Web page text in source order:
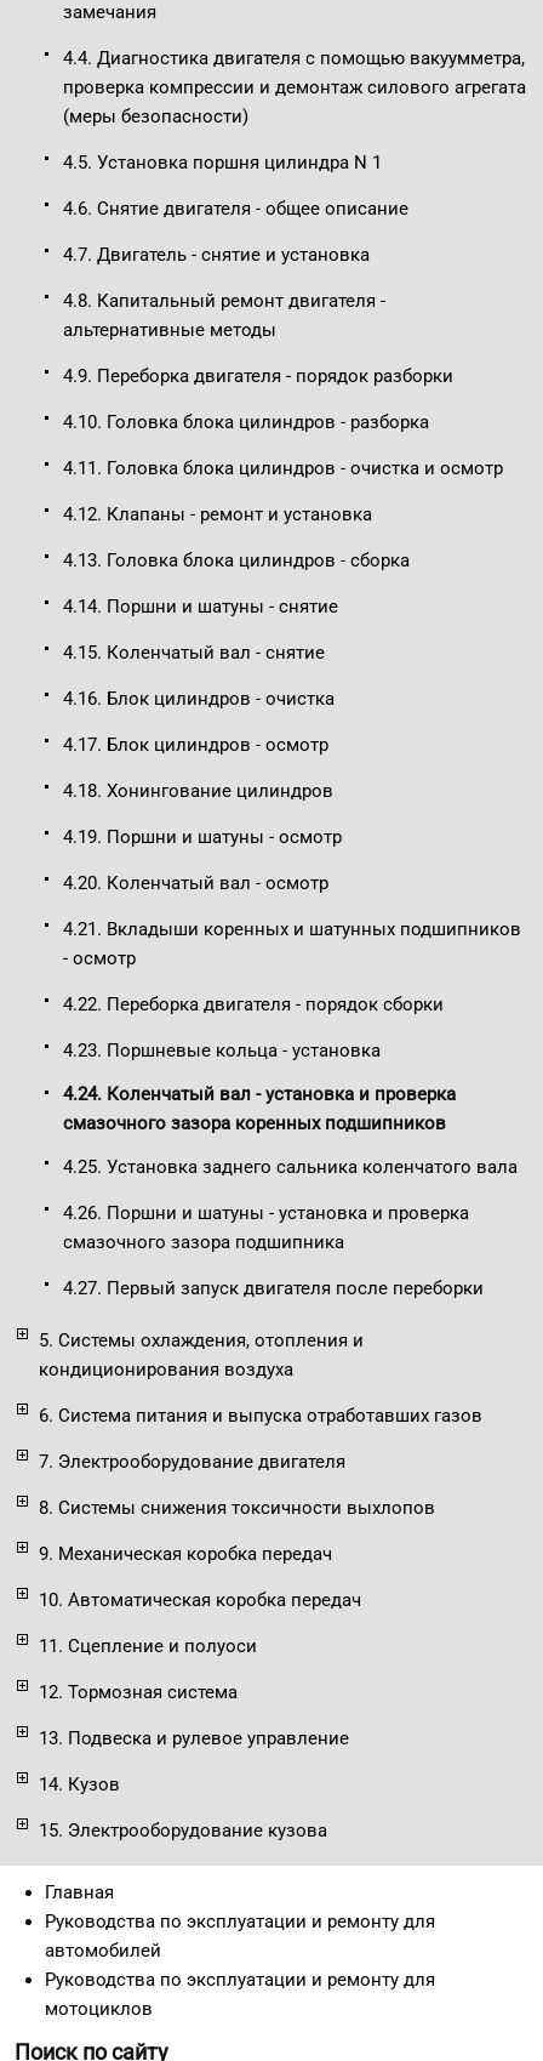
замечания
4.4. Диагностика двигателя с помощью вакуумметра,
проверка компрессии и демонтаж силового агрегата
(меры безопасности)
4.5. Установка поршня цилиндра N 1
4.6. Снятие двигателя - общее описание
4.7. Двигатель - снятие и установка
4.8. Капитальный ремонт двигателя -
альтернативные методы
4.9. Переборка двигателя - порядок разборки
4.10. Головка блока цилиндров - разборка
4.11. Головка блока цилиндров - очистка и осмотр
4.12. Клапаны - ремонт и установка
4.13. Головка блока цилиндров - сборка
4.14. Поршни и шатуны - снятие
4.15. Коленчатый вал - снятие
4.16. Блок цилиндров - очистка
4.17. Блок цилиндров - осмотр
4.18. Хонингование цилиндров
4.19. Поршни и шатуны - осмотр
4.20. Коленчатый вал - осмотр
4.21. Вкладыши коренных и шатунных подшипников
- осмотр
4.22. Переборка двигателя - порядок сборки
4.23. Поршневые кольца - установка
4.24. Коленчатый вал - установка и проверка
смазочного зазора коренных подшипников
4.25. Установка заднего сальника коленчатого вала
4.26. Поршни и шатуны - установка и проверка
смазочного зазора подшипника
4.27. Первый запуск двигателя после переборки
5. Системы охлаждения, отопления и
кондиционирования воздуха
6. Система питания и выпуска отработавших газов
7. Электрооборудование двигателя
8. Системы снижения токсичности выхлопов
9. Механическая коробка передач
10. Автоматическая коробка передач
11. Сцепление и полуоси
12. Тормозная система
13. Подвеска и рулевое управление
14. Кузов
15. Электрооборудование кузова
Главная
Руководства по эксплуатации и ремонту для
автомобилей
Руководства по эксплуатации и ремонту для
мотоциклов
Поиск по сайту